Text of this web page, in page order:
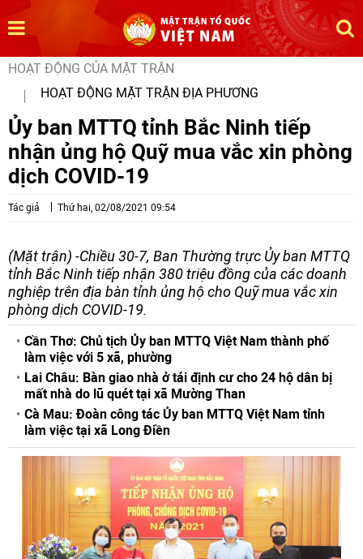
HOẠT ĐỘNG CỦA MẶT TRẬN
HOẠT ĐỘNG MẶT TRẬN ĐỊA PHƯƠNG
Ủy ban MTTQ tỉnh Bắc Ninh tiếp
nhận ủng hộ Quỹ mua vắc xin phòng
dịch COVID-19
Tác giả Thứ hai, 02/08/2021 09:54
(Mặt trận) -Chiều 30-7, Ban Thường trực Ủy ban MTTQ
tỉnh Bắc Ninh tiếp nhận 380 triệu đồng của các doanh
nghiệp trên địa bàn tỉnh ủng hộ cho Quỹ mua vắc xin
phòng dịch COVID-19.
Cần Thơ: Chủ tịch Ủy ban MTTQ Việt Nam thành phố
làm việc với 5 xã, phường
Lai Châu: Bàn giao nhà ở tái định cư cho 24 hộ dân bị
mất nhà do lũ quét tại xã Mường Than
Cà Mau: Đoàn công tác Ủy ban MTTQ Việt Nam tỉnh
làm việc tại xã Long Điền